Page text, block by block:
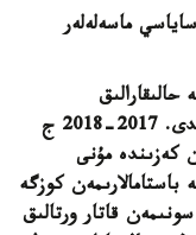
ماسەلەلەر
دەڭگەيدەگى سەنىمدى سەرىكتەسىنە اينالدى. 2017-2018 ج
كەزىندە مۇنى
كوزگە
قاتار ورتالىق